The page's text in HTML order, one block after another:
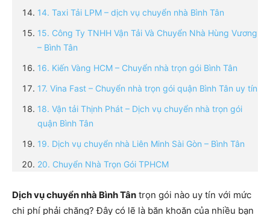
14. Taxi Tải LPM – dịch vụ chuyển nhà Bình Tân
15. Công Ty TNHH Vận Tải Và Chuyển Nhà Hùng Vương
– Bình Tân
16. Kiến Vàng HCM – Chuyển nhà trọn gói Bình Tân
17. Vina Fast – Chuyển nhà trọn gói quận Bình Tân uy tín
18. Vận tải Thịnh Phát – Dịch vụ chuyển nhà trọn gói
quận Bình Tân
19. Dịch vụ chuyển nhà Liên Minh Sài Gòn – Bình Tân
20. Chuyển Nhà Trọn Gói TPHCM
Dịch vụ chuyển nhà Bình Tân trọn gói nào uy tín với mức
chi phí phải chăng? Đây có lẽ là băn khoăn của nhiều bạn